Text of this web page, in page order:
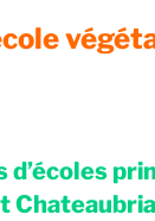
d’écoles